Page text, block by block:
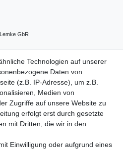
GbR
GbR
Technologien auf unserer
Daten von
(z.B. IP-Adresse), um z.B.
Medien von
Zugriffe auf unsere Website zu
erfolgt erst durch gesetzte
mit Dritten, die wir in den
Einwilligung oder aufgrund eines